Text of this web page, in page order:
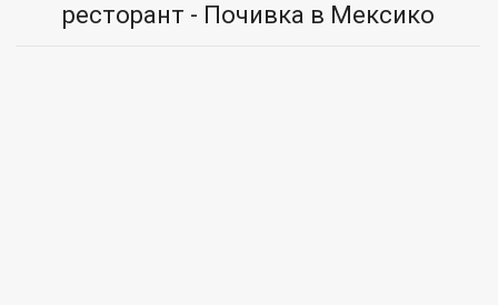
ресторант - Почивка в Мексико